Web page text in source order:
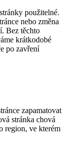
použitelné.
nebo změna
Bez těchto
krátkodobé
po zavření
zapamatovat
stránka chová
region, ve kterém